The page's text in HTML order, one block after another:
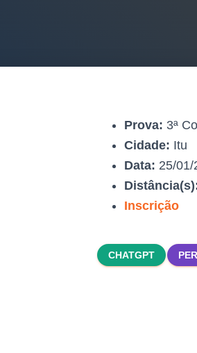
Prova: 3ª
Cidade: Itu
Data: 25/01/
Inscrição
CHATGPT